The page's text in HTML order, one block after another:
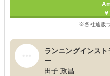
※各社通販
ランニングインス
ー
田子 政昌